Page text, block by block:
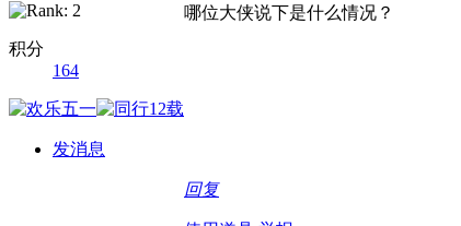
积分
164
发消息
哪位大侠说下是什么情况？
回复